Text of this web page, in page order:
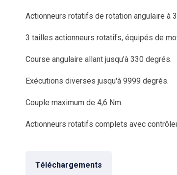
Actionneurs rotatifs de rotation angulaire à
3 tailles actionneurs rotatifs, équipés de
Course angulaire allant jusqu'à 330 degrés.
Exécutions diverses jusqu'à 9999 degrés.
Couple maximum de 4,6 Nm.
Actionneurs rotatifs complets avec
Téléchargements